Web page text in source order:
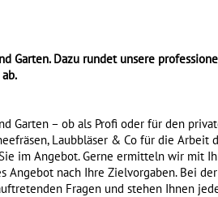
Garten. Dazu rundet unsere
Garten – ob als Profi oder für den
Laubbläser & Co für die Arbeit
im Angebot. Gerne ermitteln wir mit
nach Ihre Zielvorgaben. Bei
Fragen und stehen Ihnen